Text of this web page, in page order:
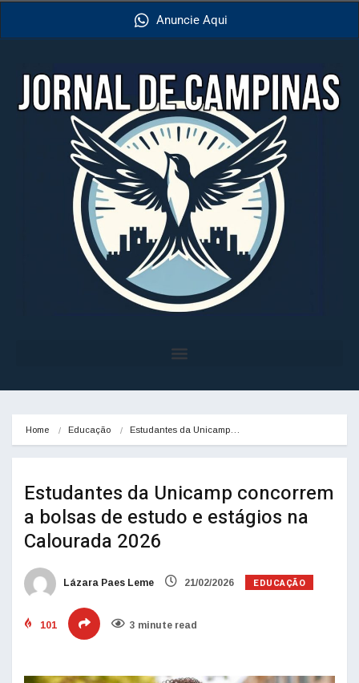
Anuncie Aqui
Home Educação Estudantes da Unicamp…
Estudantes da Unicamp concorrem
a bolsas de estudo e estágios na
Calourada 2026
Lázara Paes Leme 21/02/2026 EDUCAÇÃO
101 3 minute read